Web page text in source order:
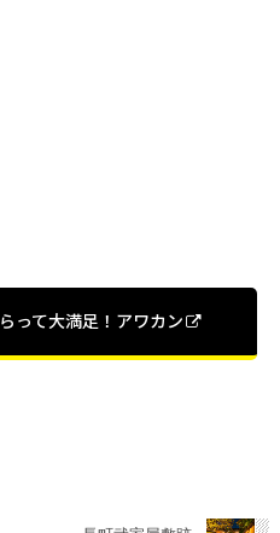
って大満足！アワカン